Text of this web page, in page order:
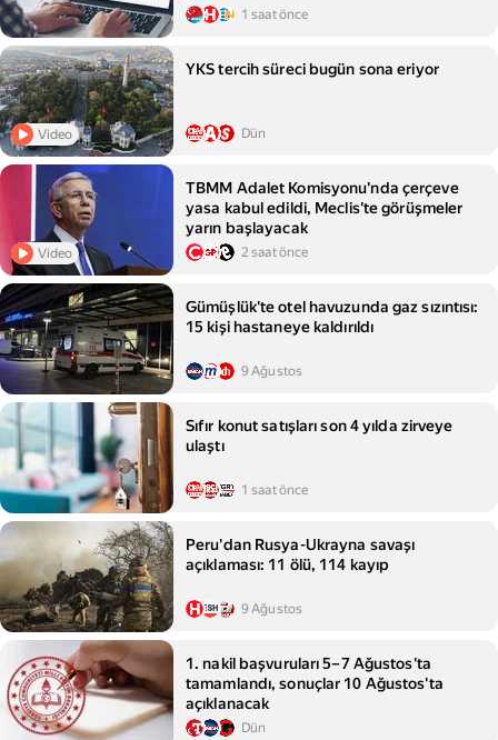
Gazete'de!1 saat önce
Video
YKS tercih süreci bugün sona eriyor
Dün
Video
TBMM Adalet Komisyonu'nda çerçeve
yasa kabul edildi, Meclis'te görüşmeler
yarın başlayacak
2 saat önce
Gümüşlük'te otel havuzunda gaz sızıntısı:
15 kişi hastaneye kaldırıldı
9 Ağustos
Sıfır konut satışları son 4 yılda zirveye
ulaştı
1 saat önce
Peru'dan Rusya-Ukrayna savaşı
açıklaması: 11 ölü, 114 kayıp
9 Ağustos
1. nakil başvuruları 5–7 Ağustos'ta
tamamlandı, sonuçlar 10 Ağustos'ta
açıklanacak
Dün